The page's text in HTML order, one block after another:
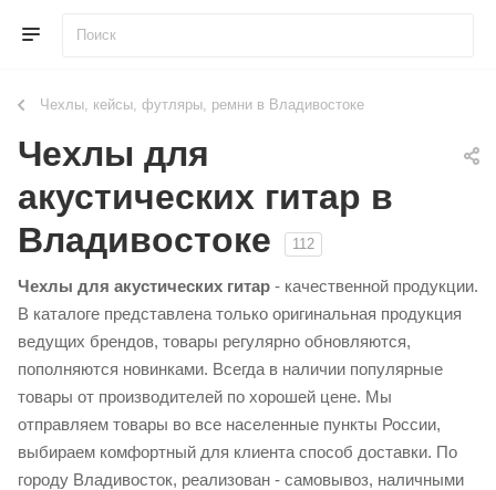
Чехлы, кейсы, футляры, ремни в Владивостоке
Чехлы для
акустических гитар в
Владивостоке
112
Чехлы для акустических гитар - качественной продукции.
В каталоге представлена только оригинальная продукция
ведущих брендов, товары регулярно обновляются,
пополняются новинками. Всегда в наличии популярные
товары от производителей по хорошей цене. Мы
отправляем товары во все населенные пункты России,
выбираем комфортный для клиента способ доставки. По
городу Владивосток, реализован - самовывоз, наличными